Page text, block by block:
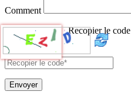
Comment
Recopier le code
Envoyer